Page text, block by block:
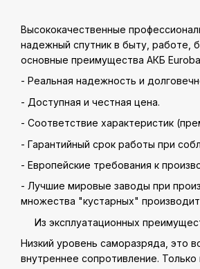
Высококачественные
надежный спутник в быту, работе,
основные преимущества АКБ
- Реальная надежность и
- Доступная и честная цена.
- Соответствие характеристик
- Гарантийный срок работы при
- Европейские требования к
- Лучшие мировые заводы при
множества "кустарных"
Из эксплуатационных
Низкий уровень саморазряда, это
внутреннее сопротивление.